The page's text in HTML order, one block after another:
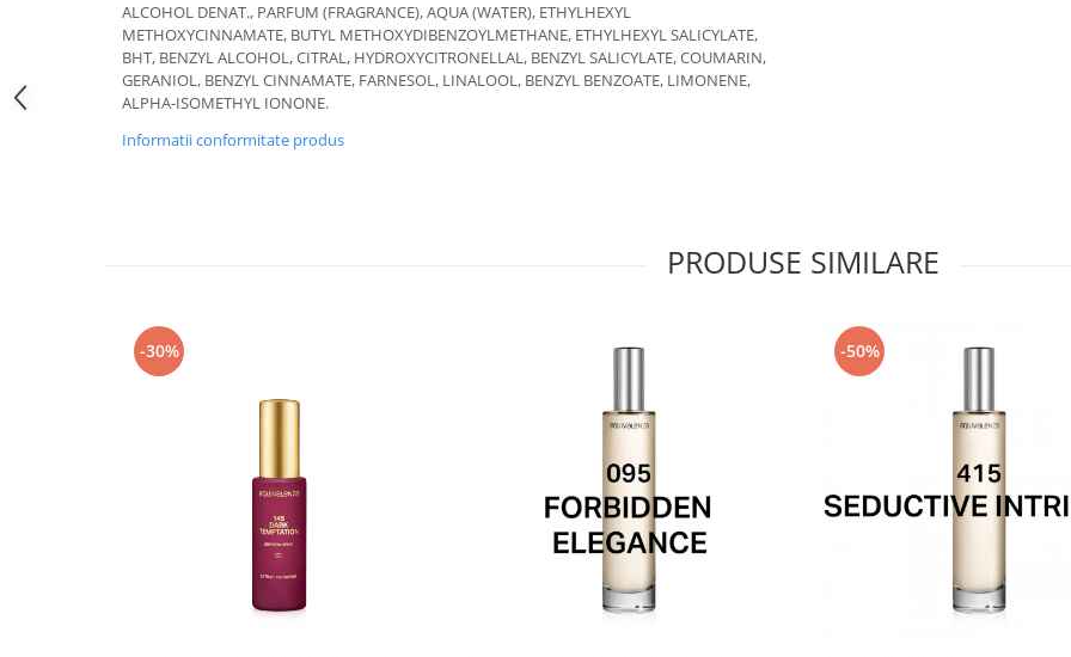
ALCOHOL DENAT., PARFUM (FRAGRANCE), AQUA (WATER), ETHYLHEXYL
METHOXYCINNAMATE, BUTYL METHOXYDIBENZOYLMETHANE, ETHYLHEXYL SALICYLATE,
BHT, BENZYL ALCOHOL, CITRAL, HYDROXYCITRONELLAL, BENZYL SALICYLATE, COUMARIN,
GERANIOL, BENZYL CINNAMATE, FARNESOL, LINALOOL, BENZYL BENZOATE, LIMONENE,
ALPHA-ISOMETHYL IONONE.
Informatii conformitate produs
PRODUSE SIMILARE
-30% -50%